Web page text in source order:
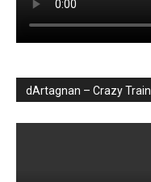
dArtagnan – Crazy Train